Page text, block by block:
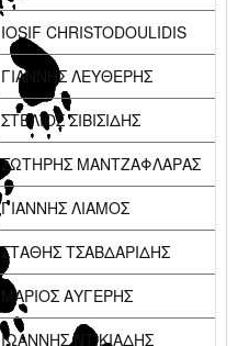
IOSIF CHRISTODOULIDIS
ΓΙΑΝΝΗΣ ΛΕΥΘΕΡΗΣ
ΣΤΕΛΙΟΣ ΣΙΒΙΣΙΔΗΣ
ΣΩΤΗΡΗΣ ΜΑΝΤΖΑΦΛΑΡΑΣ
ΓΙΑΝΝΗΣ ΛΙΑΜΟΣ
ΣΤΑΘΗΣ ΤΣΑΒΔΑΡΙΔΗΣ
ΜΑΡΙΟΣ ΑΥΓΕΡΗΣ
ΙΩΑΝΝΗΣ ΝΤΙΚΙΑΔΗΣ